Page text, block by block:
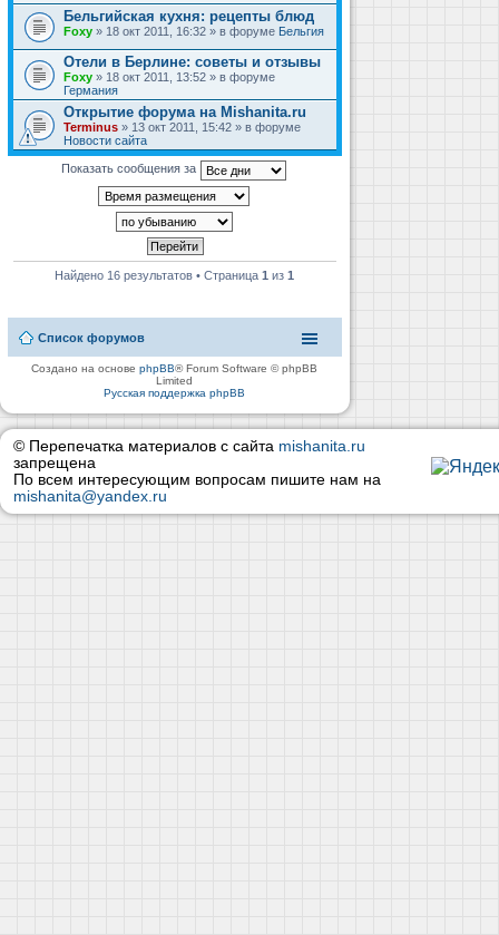
Бельгийская кухня: рецепты блюд
Foxy » 18 окт 2011, 16:32 » в форуме Бельгия
Отели в Берлине: советы и отзывы
Foxy » 18 окт 2011, 13:52 » в форуме
Германия
Открытие форума на Mishanita.ru
Terminus » 13 окт 2011, 15:42 » в форуме
Новости сайта
Показать сообщения за
Найдено 16 результатов • Страница1 из1
Список форумов
Создано на основеphpBB® Forum Software © phpBB
Limited
Русская поддержка phpBB
© Перепечатка материалов с сайта mishanita.ru
запрещена
По всем интересующим вопросам пишите нам на
mishanita@yandex.ru